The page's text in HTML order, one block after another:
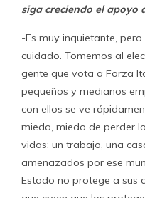
siga creciendo el apoyo
-Es muy inquietante,
cuidado. Tomemos al
gente que vota a Forza
pequeños y medianos
con ellos se ve
miedo, miedo de perder
vidas: un trabajo, una
amenazados por ese
Estado no protege a sus